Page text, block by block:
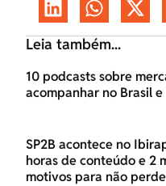
Leia também...
10 podcasts sobre
acompanhar no Brasil
SP2B acontece no
horas de conteúdo e 2
motivos para não